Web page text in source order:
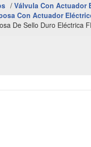
/ Válvula Con Actuador
Con Actuador
De Sello Duro Eléctrica